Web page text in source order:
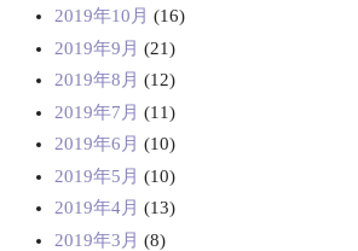
2019年10月 (16)
2019年9月 (21)
2019年8月 (12)
2019年7月 (11)
2019年6月 (10)
2019年5月 (10)
2019年4月 (13)
2019年3月 (8)